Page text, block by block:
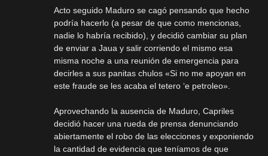
Acto seguido Maduro se cagó pensando que hecho
podría hacerlo (a pesar de que como mencionas,
nadie lo habría recibido), y decidió cambiar su plan
de enviar a Jaua y salir corriendo el mismo esa
misma noche a una reunión de emergencia para
decirles a sus panitas chulos «Si no me apoyan en
este fraude se les acaba el tetero ‘e petroleo».
Aprovechando la ausencia de Maduro, Capriles
decidió hacer una rueda de prensa denunciando
abiertamente el robo de las elecciones y exponiendo
la cantidad de evidencia que teníamos de que